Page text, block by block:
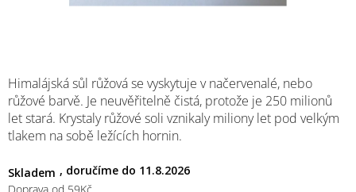
Skladem 11.8.2026
Himalájská sůl růžová se vyskytuje v načervenalé, nebo
růžové barvě. Je neuvěřitelně čistá, protože je 250 milionů
let stará. Krystaly růžové soli vznikaly miliony let pod velkým
tlakem na sobě ležících hornin.